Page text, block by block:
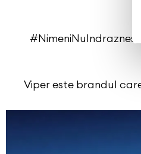
Viper este brandul